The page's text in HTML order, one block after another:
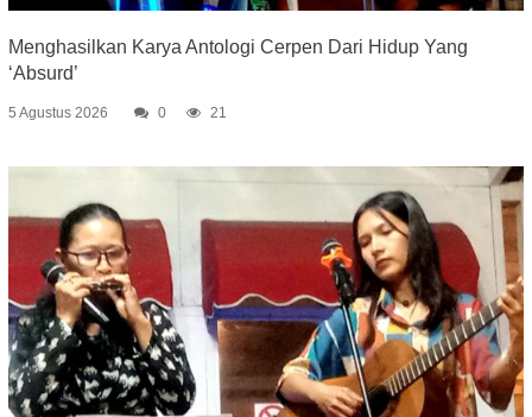
Menghasilkan Karya Antologi Cerpen Dari Hidup Yang
‘Absurd’
5 Agustus 2026 0 21